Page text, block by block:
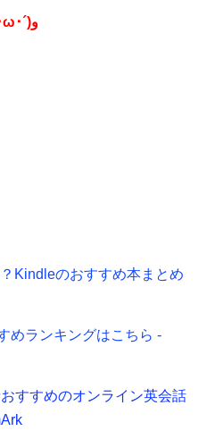
では、良き英語ライフを٩(`･ω･´)و
Kindleのおすすめ本まとめ
めランキングはこちら -
すすめのオンライン英会話